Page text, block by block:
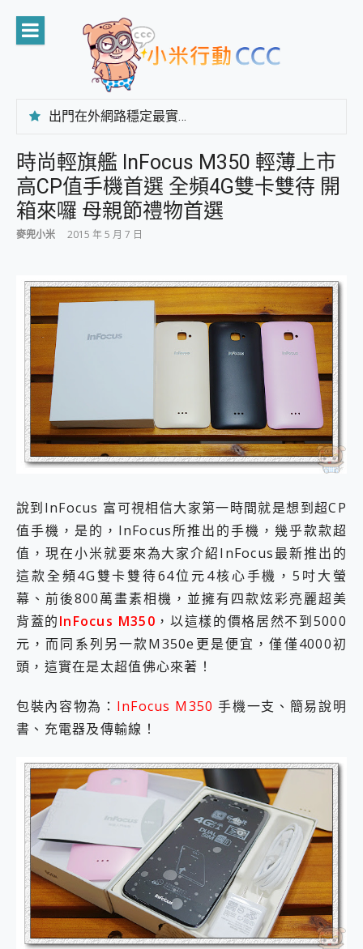
content
出門在外網路穩定最實在 「台灣大哥大」榮獲 4G/5G 在線率全球 NO.3 全台第一與全台六冠王實測心得，走到哪順到哪！
專為 PC上的 XBOX和掌機設計的 FireCuda X1070 SSD 固態硬碟開箱 評測
台灣製攝影機在這裡，100%全無線設計 SpotCam Solo Eco 太陽能防水雲端攝影機 SpotCam Solo 3 2.5K高畫質戶外攝影機 開箱 評測
電力超超超持久 MSI 微星 Prestige 14 AI+ D3MG-031TW 14吋 開箱評價，AI輕薄商務筆電 Copilot+ PC
超懂拍、耐用 AI 街拍機~ realme 16 Pro 開箱評價~ 2 億畫素 LumaColor 影像、持久續航與 IP69K 高防護
好用的 EaseUS Partition Master 讓您輕鬆的移除與格式化有防寫保護的隨身碟或SD卡
一鍵修復模糊影片、舊照的 AI 好幫手! VideoProc Converter AI 新版全解析 × 年末優惠，一篇全看懂
DJI Osmo Pocket 3 爽爽帶回家 歡慶 EaseUS 21 週年到來，「Slogan 海報徵稿活動」好康大放送
小巧好吸不擋鏡頭 有Qi2認證的 ONPRO MagReact MXs2 5000mAh薄型磁吸無線急速行動電源 開箱 評測
會走動的冷暖氣 SONY REON POCKET PRO 穿戴式智慧冷暖調溫裝置 開箱 評測
超好用的 PLAUD NotePin AI 智慧錄音膠囊~ 您的AI 秘書已上線 每月免費送你 300分鐘轉寫
COMPUTEX 2025 來囉！AGI亞奇雷 AI・Gaming・創作儲存方案登場，趕快來AGI亞奇雷挑戰任務抽 PS5！
自帶線的 有線無線都能充 ONPRO MagReact M5 10000mAh 5合1 磁吸無線急速行動電源 開箱 評測
飛利浦 JS7310 ⚡【電急便｜行動儲能救車電源】 可靠的旅行夥伴！帶給您優異的安全性與強大供電效能
是螢幕也是電視! 一機超多用途「MSI微星 Modern MD272UPSW 27型」 4K IPS 輕薄商用智慧聯網螢幕 開箱 評測
您的專屬AI 助手 Yoga Slim 7 Aura Edition 觸控AI筆電 開箱 評測
realme 14 Pro 超硬軍規、冰感變色實測，realme 14 5G 遊戲戰鬥值爆表，效能x娛樂全都要！
動靜皆宜「HUAWEI FreeArc」開放式耳掛耳機，無感配戴! 超穩超服貼，音質、通話也很優質
好玩好拍 vivo V50 ~ 口袋裡的 Zeiss 潮流攝影棚!
給 MSI Claw 系列電競掌機 最完美的家 MSI Nest Docking Station 掌機專屬擴充底座 開箱 評測
3 個超值 MHN 飛人工具分享~~ iToolab AnyGo 魔物獵人 Now飛人 ios教學 不出門也可以到處走
小體積 40000mAh 超大容量 一次充5個設備 充好充滿 CUKTECH 酷態科 300W 微型充電站 開箱 評測
97.3% 恢復率，資料救援就是這麼簡單 EaseUS Data Recovery Wizard Free 18.0.0 業界最好的資料救援軟體
磁碟系統大風吹 有了 磁碟管理程式 EaseUS Partition Master 就是這麼簡單
全新 SONY Xperia 1 VI 開箱! 相機實測! 長焦覆蓋更遠更清晰、2日長續航、頂尖影音娛樂效能~
Xiaomi 14 Ultra 開箱 評測~ 有深度的 Leica 影像旗艦手機! 加碼小旗艦 Xiaomi 14 開箱 評測
vivo TWS 3e 真無線藍牙耳機智慧降噪升級、音質明亮溫潤，並支援雙設備連接~
MSI Claw 掌機專屬配件包 來囉 完美保護 MSI Claw A1M-026TW 電競掌機
人像旗艦 vivo V30 系列 開箱 評測! 首搭蔡司光學鏡頭、攝影棚級柔光環、拍攝功能最好玩的美拍神機 vivo V30 Pro
時尚輕旗艦 InFocus M350 輕薄上市
高CP值手機首選 全頻4G雙卡雙待 開
箱來囉 母親節禮物首選
麥兜小米 2015 年 5 月 7 日
說到InFocus 富可視相信大家第一時間就是想到超CP
值手機，是的，InFocus所推出的手機，幾乎款款超
值，現在小米就要來為大家介紹InFocus最新推出的
這款全頻4G雙卡雙待64位元4核心手機，5吋大螢
幕、前後800萬畫素相機，並擁有四款炫彩亮麗超美
背蓋的InFocus M350 ，以這樣的價格居然不到5000
元，而同系列另一款M350e更是便宜，僅僅4000初
頭，這實在是太超值佛心來著！
包裝內容物為： InFocus M350 手機一支、簡易說明
書、充電器及傳輸線！